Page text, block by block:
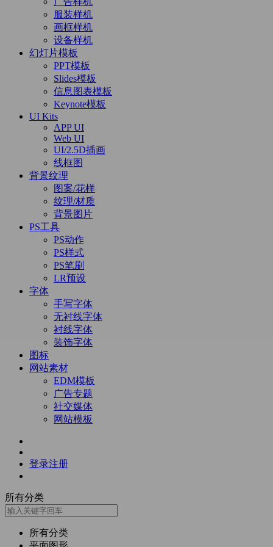
服装样机
画框样机
设备样机
幻灯片模板
PPT模板
Slides模板
信息图表模板
Keynote模板
UI Kits
APP UI
Web UI
UI/2.5D插画
线框图
背景纹理
图案/花样
纹理/材质
背景图片
PS工具
PS动作
PS样式
PS笔刷
LR预设
字体
手写字体
无衬线字体
衬线字体
装饰字体
图标
网站素材
EDM模板
广告专题
社交媒体
网站模板
登录注册
所有分类
所有分类